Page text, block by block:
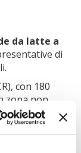
da latte a
di
con 180
zona non
e per
del